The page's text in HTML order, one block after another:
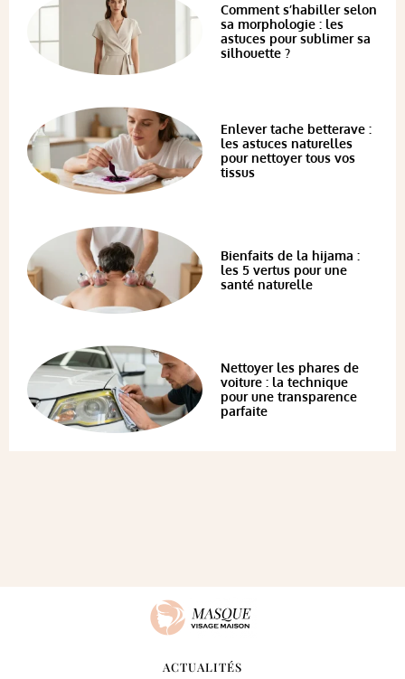
Comment s’habiller selon
sa morphologie : les
astuces pour sublimer sa
silhouette ?
Enlever tache betterave :
les astuces naturelles
pour nettoyer tous vos
tissus
Bienfaits de la hijama :
les 5 vertus pour une
santé naturelle
Nettoyer les phares de
voiture : la technique
pour une transparence
parfaite
ACTUALITÉS